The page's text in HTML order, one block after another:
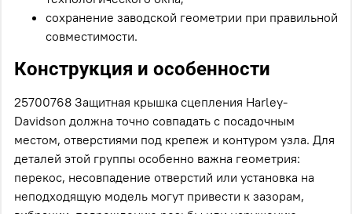
сохранение заводской геометрии при правильной
совместимости.
Конструкция и особенности
25700768 Защитная крышка сцепления Harley-
Davidson должна точно совпадать с посадочным
местом, отверстиями под крепеж и контуром узла. Для
деталей этой группы особенно важна геометрия:
перекос, несовпадение отверстий или установка на
неподходящую модель могут привести к зазорам,